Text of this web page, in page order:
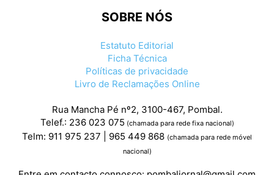
SOBRE NÓS
Estatuto Editorial
Ficha Técnica
Políticas de privacidade
Livro de Reclamações Online
Rua Mancha Pé nº2, 3100-467, Pombal.
Telef.: 236 023 075 (chamada para rede fixa nacional)
Telm: 911 975 237 | 965 449 868 (chamada para rede móvel
nacional)